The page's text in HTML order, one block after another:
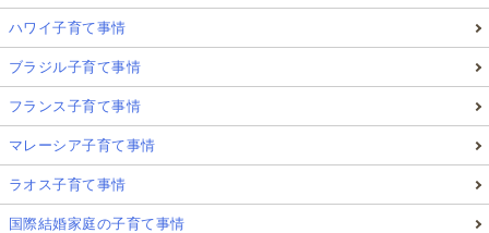
ハワイ子育て事情
ブラジル子育て事情
フランス子育て事情
マレーシア子育て事情
ラオス子育て事情
国際結婚家庭の子育て事情